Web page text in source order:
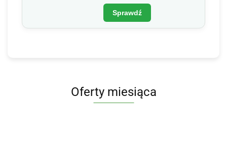
Sprawdź
Oferty miesiąca